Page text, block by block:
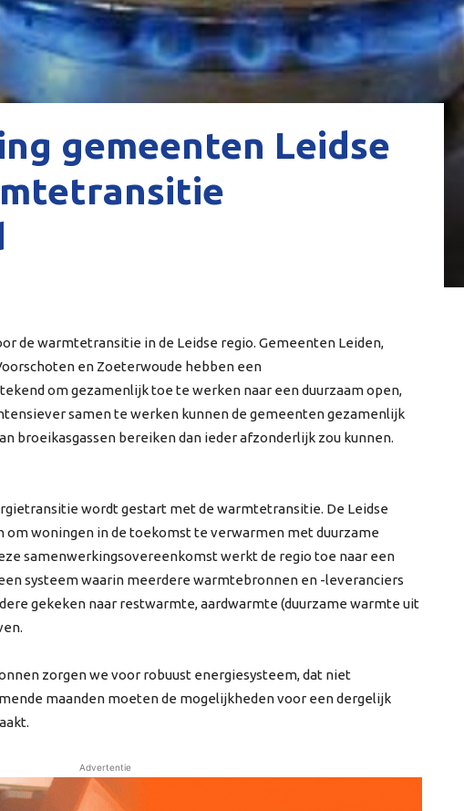
gemeenten Leidse
de warmtetransitie in de Leidse regio. Gemeenten Leiden,
en Zoeterwoude hebben een
om gezamenlijk toe te werken naar een duurzaam open,
samen te werken kunnen de gemeenten gezamenlijk
broeikasgassen bereiken dan ieder afzonderlijk zou kunnen.
wordt gestart met de warmtetransitie. De Leidse
om woningen in de toekomst te verwarmen met duurzame
samenwerkingsovereenkomst werkt de regio toe naar een
systeem waarin meerdere warmtebronnen en -leveranciers
gekeken naar restwarmte, aardwarmte (duurzame warmte uit
zorgen we voor robuust energiesysteem, dat niet
maanden moeten de mogelijkheden voor een dergelijk
Advertentie